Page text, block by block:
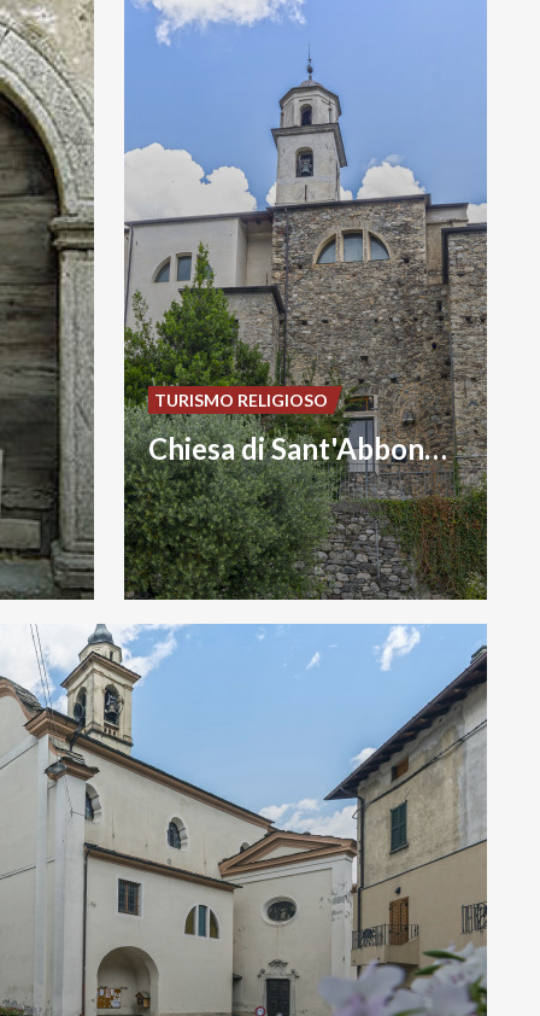
Chiesa di Sant'Abbondio
TURISMO RELIGIOSO